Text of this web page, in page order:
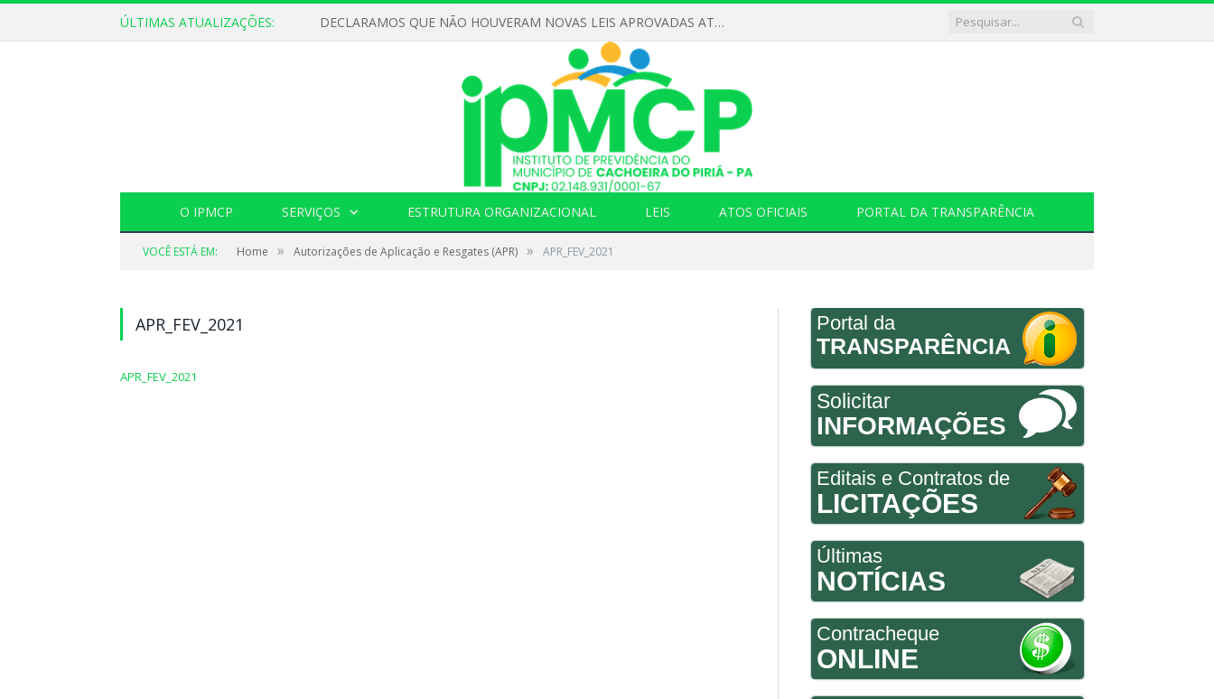
ÚLTIMAS ATUALIZAÇÕES: DECLARAMOS QUE NÃO HOUVERAM NOVAS LEIS APROVADAS ATÉ O MOMENTO PARA O INSTITUTO DE PREVIDÊNCIA NO ANO DE 2026
O IPMCP SERVIÇOS ESTRUTURA ORGANIZACIONAL LEIS ATOS OFICIAIS PORTAL DA TRANSPARÊNCIA
VOCÊ ESTÁ EM: Home » Autorizações de Aplicação e Resgates (APR) » APR_FEV_2021
APR_FEV_2021
APR_FEV_2021
Portal da
TRANSPARÊNCIA
Solicitar
INFORMAÇÕES
Editais e Contratos de
LICITAÇÕES
Últimas
NOTÍCIAS
Contracheque
ONLINE